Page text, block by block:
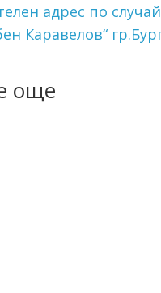
адрес по
Каравелов“
още